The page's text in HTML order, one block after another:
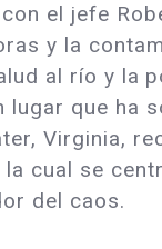
el jefe
y la
al río y la
que ha
Virginia,
cual se
del caos.